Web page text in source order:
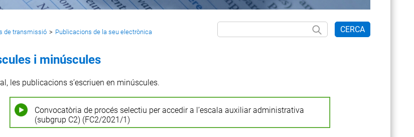
CERCA
de transmissió > Publicacions de la seu electrònica
i minúscules
les publicacions s’escriuen en minúscules.
Convocatòria de procés selectiu per accedir a l’escala auxiliar administrativa
(subgrup C2) (FC2/2021/1)